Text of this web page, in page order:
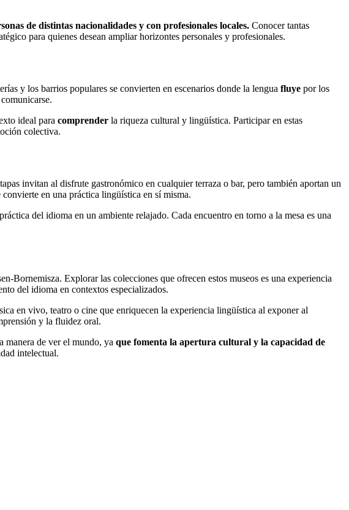
de distintas nacionalidades y con profesionales locales. Conocer tantas
para quienes desean ampliar horizontes personales y profesionales.
y los barrios populares se convierten en escenarios donde la lengua fluye por los
ideal para comprender la riqueza cultural y lingüística. Participar en estas
colectiva.
invitan al disfrute gastronómico en cualquier terraza o bar, pero también aportan un
en una práctica lingüística en sí misma.
del idioma en un ambiente relajado. Cada encuentro en torno a la mesa es una
Bornemisza. Explorar las colecciones que ofrecen estos museos es una experiencia
del idioma en contextos especializados.
en vivo, teatro o cine que enriquecen la experiencia lingüística al exponer al
y la fluidez oral.
manera de ver el mundo, ya que fomenta la apertura cultural y la capacidad de
intelectual.